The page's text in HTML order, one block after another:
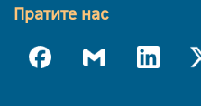
Пратите нас